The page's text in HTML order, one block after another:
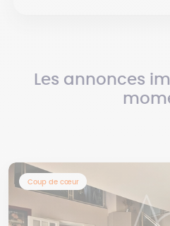
Les annonces
Coup de cœur